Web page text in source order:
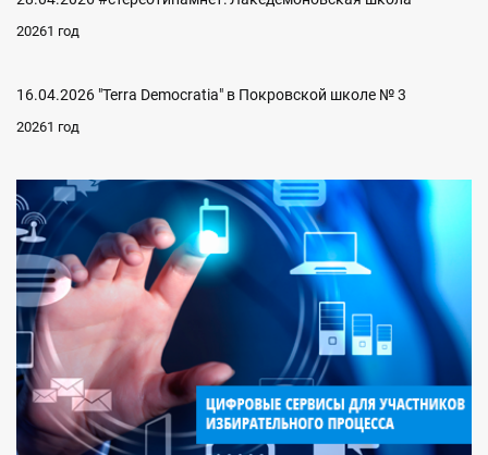
20261 год
16.04.2026 "Terra Democratia" в Покровской школе № 3
20261 год